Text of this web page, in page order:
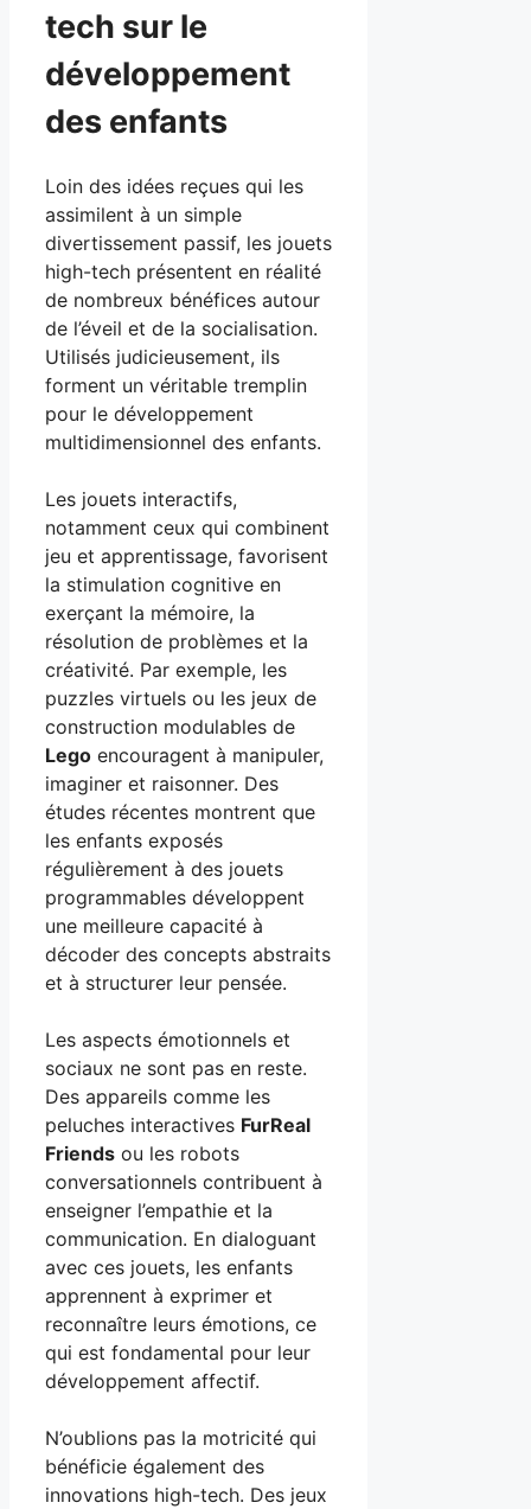
tech sur le
développement
des enfants
Loin des idées reçues qui les
assimilent à un simple
divertissement passif, les jouets
high-tech présentent en réalité
de nombreux bénéfices autour
de l’éveil et de la socialisation.
Utilisés judicieusement, ils
forment un véritable tremplin
pour le développement
multidimensionnel des enfants.
Les jouets interactifs,
notamment ceux qui combinent
jeu et apprentissage, favorisent
la stimulation cognitive en
exerçant la mémoire, la
résolution de problèmes et la
créativité. Par exemple, les
puzzles virtuels ou les jeux de
construction modulables de
Lego encouragent à manipuler,
imaginer et raisonner. Des
études récentes montrent que
les enfants exposés
régulièrement à des jouets
programmables développent
une meilleure capacité à
décoder des concepts abstraits
et à structurer leur pensée.
Les aspects émotionnels et
sociaux ne sont pas en reste.
Des appareils comme les
peluches interactives FurReal
Friends ou les robots
conversationnels contribuent à
enseigner l’empathie et la
communication. En dialoguant
avec ces jouets, les enfants
apprennent à exprimer et
reconnaître leurs émotions, ce
qui est fondamental pour leur
développement affectif.
N’oublions pas la motricité qui
bénéficie également des
innovations high-tech. Des jeux